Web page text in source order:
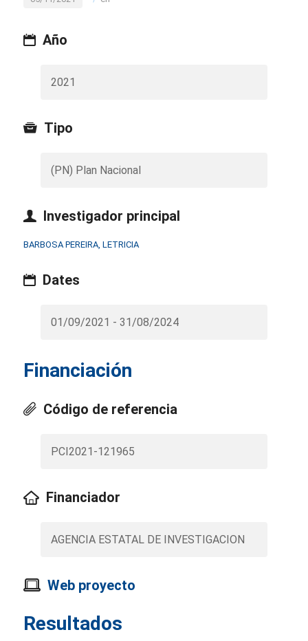
Año
2021
Tipo
(PN) Plan Nacional
Investigador principal
BARBOSA PEREIRA, LETRICIA
Dates
01/09/2021 - 31/08/2024
Financiación
Código de referencia
PCI2021-121965
Financiador
AGENCIA ESTATAL DE INVESTIGACION
Web proyecto
Resultados